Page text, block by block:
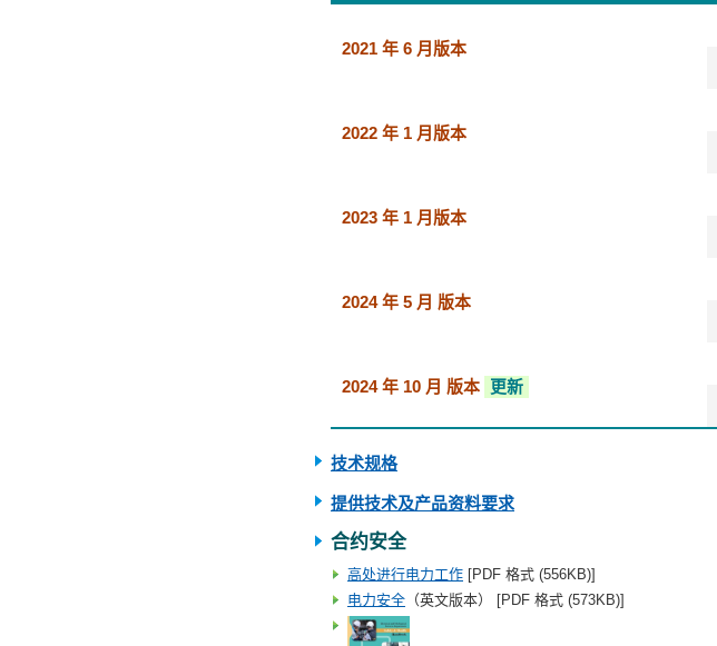
2021 年 6 月版本
2022 年 1 月 版本
2023 年 1 月 版本
2024 年 5 月 版本
2024 年 10 月 版本 更新
技术规格
提供技术及产品资料要求
合约安全
高处进行电力工作 [PDF 格式 (556KB)]
电力安全 （英文版本） [PDF 格式 (573KB)]